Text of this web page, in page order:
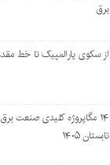
برق
از سکوی پارالمپیک تا خط
۱۴ مگاپروژه‌ کلیدی صنعت
تابستان ۱۴۰۵